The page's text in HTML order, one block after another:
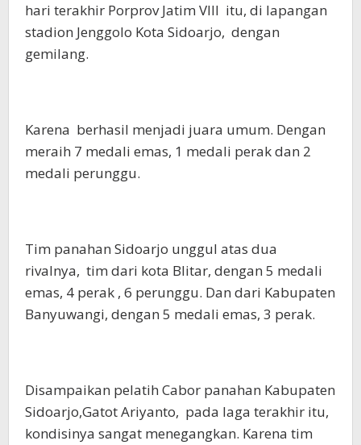
hari terakhir Porprov Jatim VIII itu, di lapangan
stadion Jenggolo Kota Sidoarjo, dengan
gemilang.
Karena berhasil menjadi juara umum. Dengan
meraih 7 medali emas, 1 medali perak dan 2
medali perunggu.
Tim panahan Sidoarjo unggul atas dua
rivalnya, tim dari kota Blitar, dengan 5 medali
emas, 4 perak , 6 perunggu. Dan dari Kabupaten
Banyuwangi, dengan 5 medali emas, 3 perak.
Disampaikan pelatih Cabor panahan Kabupaten
Sidoarjo,Gatot Ariyanto, pada laga terakhir itu,
kondisinya sangat menegangkan. Karena tim